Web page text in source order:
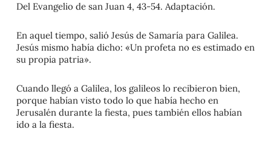
Del Evangelio de san Juan 4, 43-54. Adaptación.
En aquel tiempo, salió Jesús de Samaría para Galilea.
Jesús mismo había dicho: «Un profeta no es estimado en
su propia patria».
Cuando llegó a Galilea, los galileos lo recibieron bien,
porque habían visto todo lo que había hecho en
Jerusalén durante la fiesta, pues también ellos habían
ido a la fiesta.